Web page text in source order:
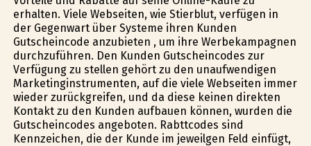
erhalten. Viele Webseiten, wie Stierblut, verfügen in
der Gegenwart über Systeme ihren Kunden
Gutscheincode anzubieten , um ihre Werbekampagnen
durchzuführen. Den Kunden Gutscheincodes zur
Verfügung zu stellen gehört zu den unaufwendigen
Marketinginstrumenten, auf die viele Webseiten immer
wieder zurückgreifen, und da diese keinen direkten
Kontakt zu den Kunden aufbauen können, wurden die
Gutscheincodes angeboten. Rabttcodes sind
Kennzeichen, die der Kunde im jeweilgen Feld einfügt,